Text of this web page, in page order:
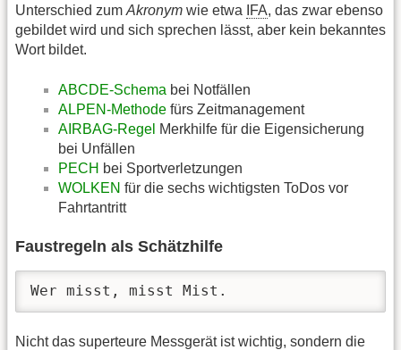
Unterschied zumAkronym wie etwa IFA, das zwar ebenso
gebildet wird und sich sprechen lässt, aber kein bekanntes
Wort bildet.
ABCDE-Schema bei Notfällen
ALPEN-Methode fürs Zeitmanagement
AIRBAG-Regel Merkhilfe für die Eigensicherung
bei Unfällen
PECH bei Sportverletzungen
WOLKEN für die sechs wichtigsten ToDos vor
Fahrtantritt
Faustregeln als Schätzhilfe
Wer misst, misst Mist.
Nicht das superteure Messgerät ist wichtig, sondern die